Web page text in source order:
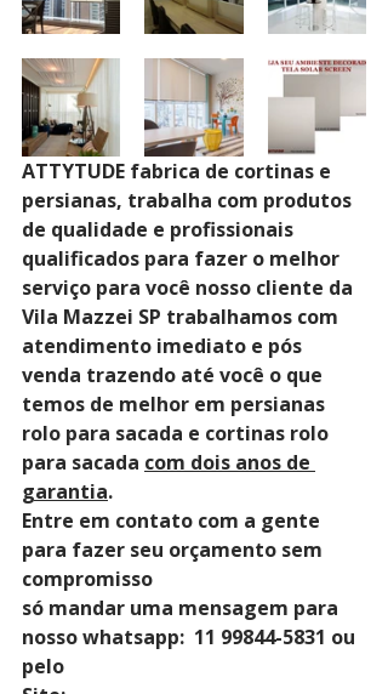
ATTYTUDE fabrica de cortinas e
persianas, trabalha com produtos
de qualidade e profissionais
qualificados para fazer o melhor
serviço para você nosso cliente da
Vila Mazzei SP trabalhamos com
atendimento imediato e pós
venda trazendo até você o que
temos de melhor em persianas
rolo para sacada e cortinas rolo
para sacada com dois anos de
garantia.
Entre em contato com a gente
para fazer seu orçamento sem
compromisso
só mandar uma mensagem para
nosso whatsapp:  11 99844-5831 ou
pelo